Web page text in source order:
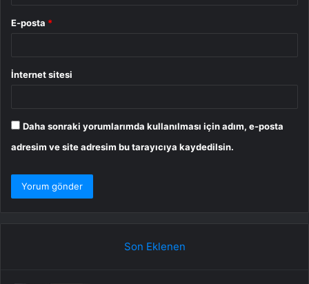
E-posta *
İnternet sitesi
Daha sonraki yorumlarımda kullanılması için adım, e-posta
adresim ve site adresim bu tarayıcıya kaydedilsin.
Son Eklenen